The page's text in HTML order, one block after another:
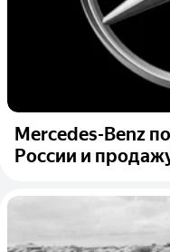
Mercedes-Benz
России и